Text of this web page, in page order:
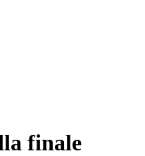
finale